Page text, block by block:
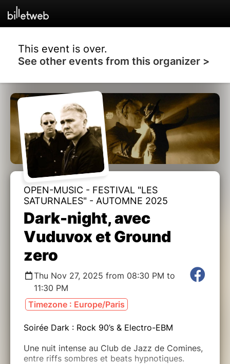
This event is over.
See other events from this organizer >
OPEN-MUSIC - FESTIVAL "LES
SATURNALES" - AUTOMNE 2025
Dark-night, avec
Vuduvox et Ground
zero
Thu Nov 27, 2025 from 08:30 PM to
11:30 PM
Timezone : Europe/Paris
Soirée Dark : Rock 90’s & Electro-EBM
Une nuit intense au Club de Jazz de Comines,
entre riffs sombres et beats hypnotiques.